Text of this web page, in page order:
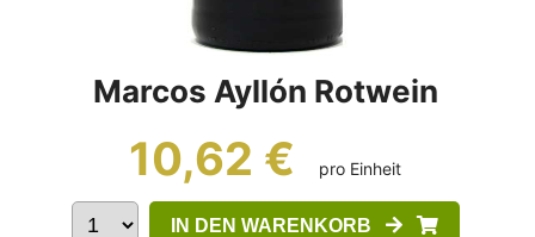
Marcos Ayllón Rotwein
10,62 € pro Einheit
IN DEN WARENKORB